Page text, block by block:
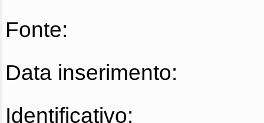
Fonte:
Data inserimento:
Identificativo: